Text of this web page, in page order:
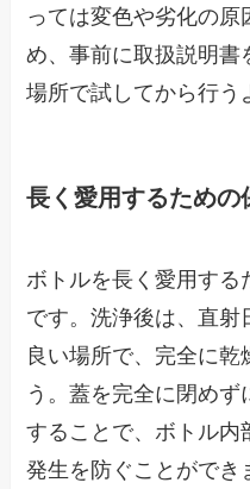
っては変色や劣化の原
め、事前に取扱説明書
場所で試してから行う
長く愛用するための
ボトルを長く愛用す
です。洗浄後は、直
良い場所で、完全に乾
う。蓋を完全に閉め
することで、ボトル内
発生を防ぐことができ